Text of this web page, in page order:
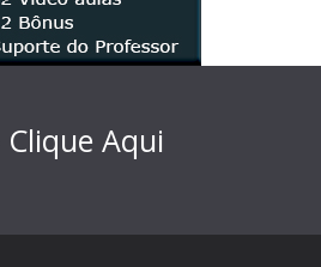
Clique Aqui